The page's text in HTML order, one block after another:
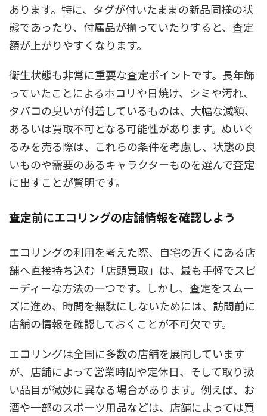
あります。特に、タグが付いたままの新品同様の状
態であったり、付属品が揃っていたりすると、査定
額が上がりやすくなります。
衛生状態も非常に重要な査定ポイントです。長年飾
っていたことによるホコリや日焼け、シミや汚れ、
タバコの臭いが付着しているものは、大幅な減額、
あるいは買取不可となる可能性があります。ぬいぐ
るみを売る際は、これらの条件を考慮し、状態の良
いものや需要のあるキャラクターものを選んで査定
に出すことが賢明です。
査定前にエコリングの店舗情報を確認しよう
エコリングの利用を考えた際、自宅の近くにある店
舗へ直接持ち込む「店頭買取」は、最も手軽でスピ
ーディーな方法の一つです。しかし、査定をスムー
ズに進め、時間を無駄にしないためには、訪問前に
店舗の情報を確認しておくことが不可欠です。
エコリングは全国に多数の店舗を展開しています
が、店舗によって営業時間や定休日、そして取り扱
い品目が微妙に異なる場合があります。例えば、お
酒や一部のスポーツ用品などは、店舗によっては買